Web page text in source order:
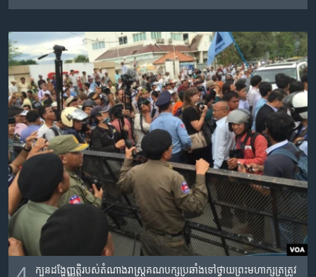
ក្បួនដង្ហែញ្ញតិ្ត​របស់​តំណាងរាស្រ្ត​គណបក្ស​ប្រឆាំង​ទៅ​ថ្វាយ​​ព្រះមហាក្សត្រ​​ត្រូវ​